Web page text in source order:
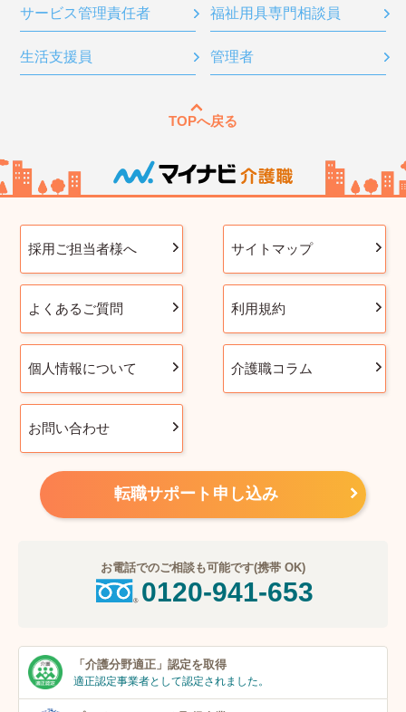
サービス管理責任者 福祉用具専門相談員
生活支援員 管理者
TOPへ戻る
採用ご担当者様へ サイトマップ
よくあるご質問 利用規約
個人情報について 介護職コラム
お問い合わせ
転職サポート申し込み
お電話でのご相談も可能です(携帯 OK)
0120-941-653
「介護分野適正」 認定を取得
適正認定事業者として認定されました。